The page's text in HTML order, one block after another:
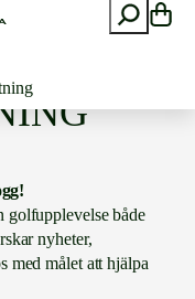
ö
TRICKS
golfupplevelse både
nyheter,
med målet att hjälpa